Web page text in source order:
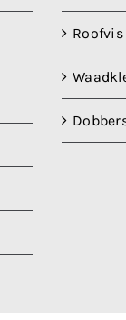
Roofvis